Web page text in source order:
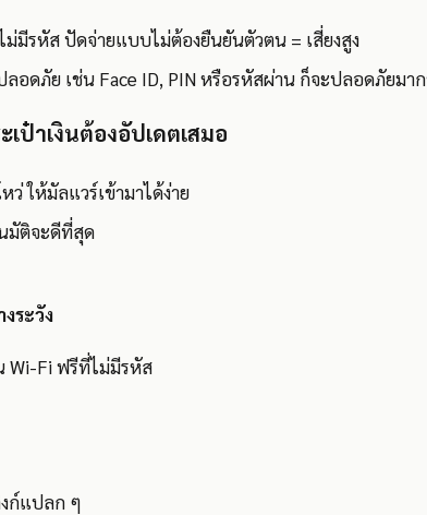
ม่มีรหัส ปัดจ่ายแบบไม่ต้องยืนยันตัวตน = เสี่ยงสูง
ลอดภัย เช่น Face ID, PIN หรือรหัสผ่าน ก็จะปลอดภัยมา
ป๋าเงินต้องอัปเดตเสมอ
ว่ ให้มัลแวร์เข้ามาได้ง่าย
มัติจะดีที่สุด
ระวัง
Wi-Fi ฟรีที่ไม่มีรหัส
ก์แปลก ๆ